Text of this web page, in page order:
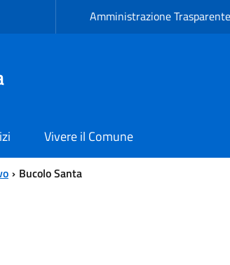
Amministrazione Trasparente
Vivere il Comune
Bucolo Santa